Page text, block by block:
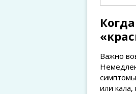
Важно
или